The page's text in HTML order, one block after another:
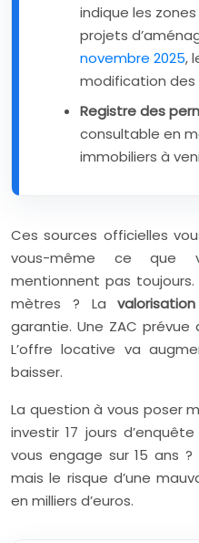
indique les
projets
novembre 2025,
modification des
Registre des
consultable en
immobiliers à
Ces sources officielles
vous-même ce que
mentionnent pas
mètres ? Lavalorisation
garantie. Une ZAC
L’offre locative va
baisser.
La question à vous poser
investir 17 jours
vous engage sur15 ans ?
mais le risque d’une
en milliers d’euros.